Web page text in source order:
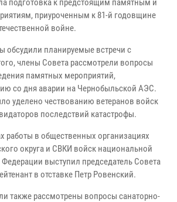
подготовка к предстоящим памятным и
приуроченным к 81-й годовщине
войне.
обсудили планируемые встречи с
члены Совета рассмотрели вопросы
памятных мероприятий,
со дня аварии на Чернобыльской АЭС.
уделено чествованию ветеранов войск
последствий катастрофы.
работы в общественных организациях
округа и СВКИ войск национальной
выступил председатель Совета
в отставке Петр Ровенский.
также рассмотрены вопросы санаторно-